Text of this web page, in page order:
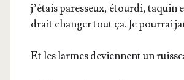
j’étais pares­seux, étour­di, taquin
drait chan­ger tout ça. Je pour­rai
Et les larmes deviennent un